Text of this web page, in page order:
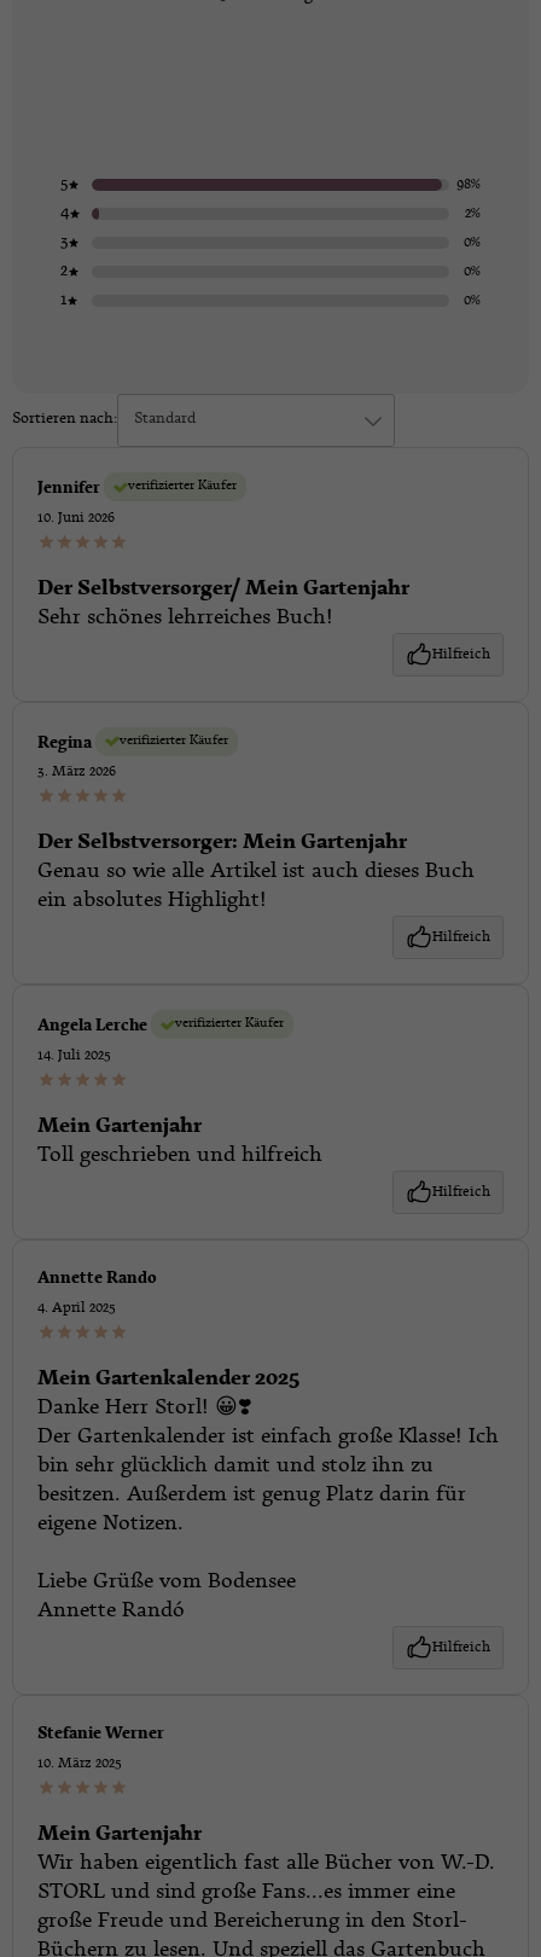
1 0%
2 0%
3 0%
4 2%
5 98%
Sortieren nach: Standard
Jennifer verifizierter Käufer
10. Juni 2026
Der Selbstversorger/ Mein Gartenjahr
Sehr schönes lehrreiches Buch!
Hilfreich
Regina verifizierter Käufer
3. März 2026
Der Selbstversorger: Mein Gartenjahr
Genau so wie alle Artikel ist auch dieses Buch
ein absolutes Highlight!
Hilfreich
Angela Lerche verifizierter Käufer
14. Juli 2025
Mein Gartenjahr
Toll geschrieben und hilfreich
Hilfreich
Annette Rando
4. April 2025
Mein Gartenkalender 2025
Danke Herr Storl! 😀❣️
Der Gartenkalender ist einfach große Klasse! Ich
bin sehr glücklich damit und stolz ihn zu
besitzen. Außerdem ist genug Platz darin für
eigene Notizen.
Liebe Grüße vom Bodensee
Annette Randó
Hilfreich
Stefanie Werner
10. März 2025
Mein Gartenjahr
Wir haben eigentlich fast alle Bücher von W.-D.
STORL und sind große Fans...es immer eine
große Freude und Bereicherung in den Storl-
Büchern zu lesen. Und speziell das Gartenbuch